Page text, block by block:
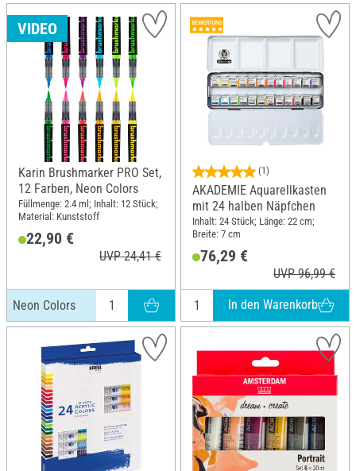
VIDEO
Karin Brushmarker PRO Set,
12 Farben, Neon Colors
Füllmenge: 2.4 ml; Inhalt: 12 Stück;
Material: Kunststoff
22,90 €
UVP 24,41 €
Neon Colors
(1)
AKADEMIE Aquarellkasten
mit 24 halben Näpfchen
Inhalt: 24 Stück; Länge: 22 cm;
Breite: 7 cm
76,29 €
UVP 96,99 €
In den Warenkorb